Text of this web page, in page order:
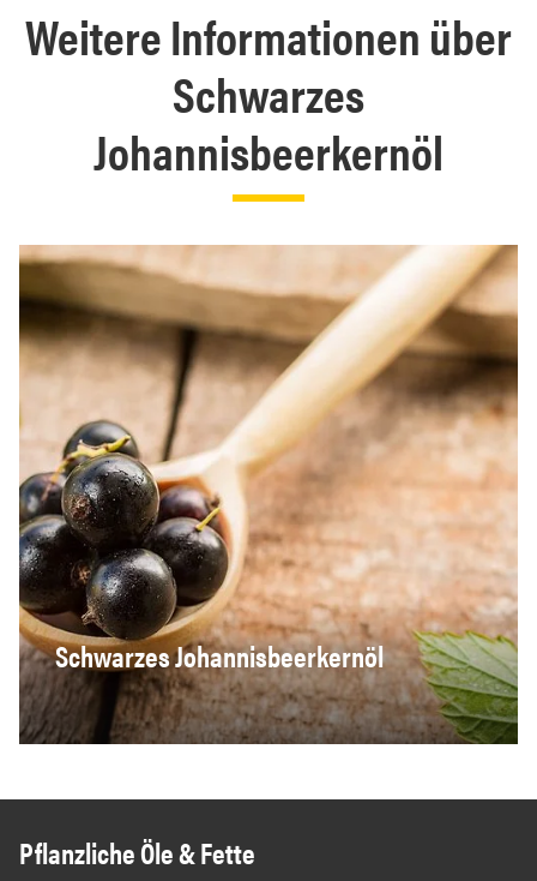
Weitere Informationen über
Schwarzes
Johannisbeerkernöl
Schwarzes Johannisbeerkernöl
Pflanzliche Öle & Fette